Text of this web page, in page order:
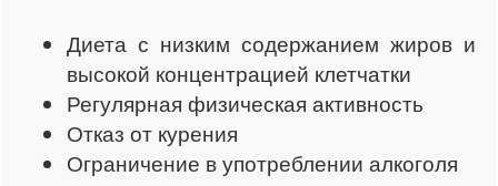
Диета с низким содержанием жиров и
высокой концентрацией клетчатки
Регулярная физическая активность
Отказ от курения
Ограничение в употреблении алкоголя